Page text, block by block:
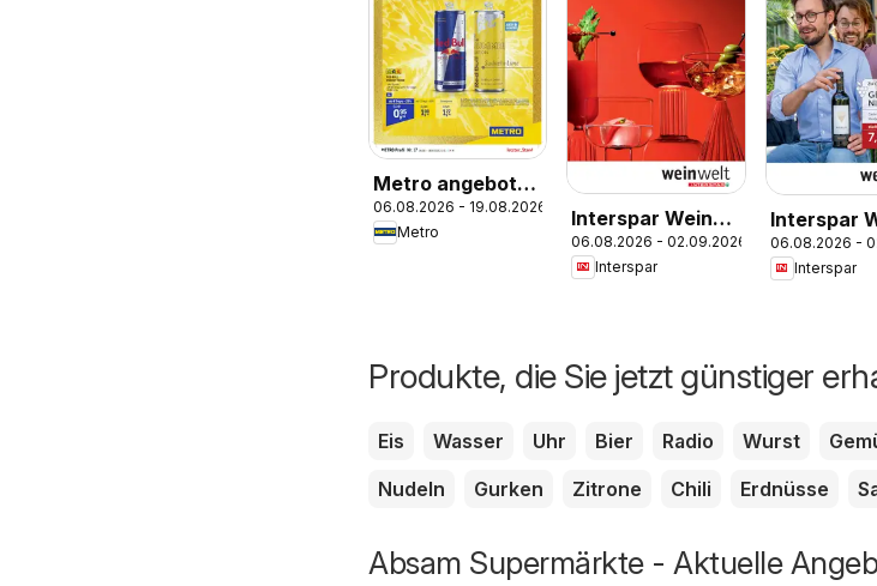
Metro angebote
Profi
06.08.2026 - 19.08.2026
Metro
Interspar Wein
Welt - Drinking
Culture
06.08.2026 - 02.09.2026
Interspar
Interspar
Welt
06.08.2026 -
Interspar
Produkte, die Sie jetzt günstiger
Eis Wasser Uhr Bier Radio Wurst
Nudeln
Gurken Zitrone Chili Erdnüsse
Absam Supermärkte - Aktuelle